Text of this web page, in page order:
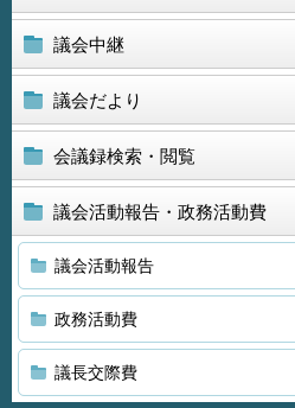
議会中継
議会だより
会議録検索・閲覧
議会活動報告・政務活動費
議会活動報告
政務活動費
議長交際費